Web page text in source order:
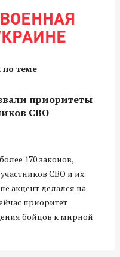
по теме
приоритеты
СВО
170 законов,
СВО и их
акцент делался на
приоритет
бойцов к мирной